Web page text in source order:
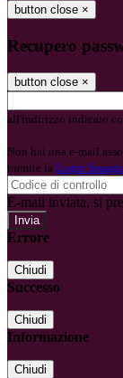
button close ×
Recupero
button close ×
all'indirizzo indicato
Non hai una e-mail
tramite la Login
E-mail inviata, si
Errore
Chiudi
Successo
Chiudi
Informazione
Chiudi